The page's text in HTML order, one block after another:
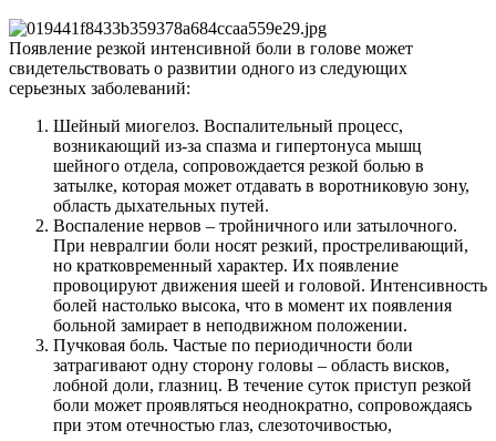
Появление резкой интенсивной боли в голове может
свидетельствовать о развитии одного из следующих
серьезных заболеваний:
Шейный миогелоз. Воспалительный процесс,
возникающий из-за спазма и гипертонуса мышц
шейного отдела, сопровождается резкой болью в
затылке, которая может отдавать в воротниковую зону,
область дыхательных путей.
Воспаление нервов – тройничного или затылочного.
При невралгии боли носят резкий, простреливающий,
но кратковременный характер. Их появление
провоцируют движения шеей и головой. Интенсивность
болей настолько высока, что в момент их появления
больной замирает в неподвижном положении.
Пучковая боль. Частые по периодичности боли
затрагивают одну сторону головы – область висков,
лобной доли, глазниц. В течение суток приступ резкой
боли может проявляться неоднократно, сопровождаясь
при этом отечностью глаз, слезоточивостью,